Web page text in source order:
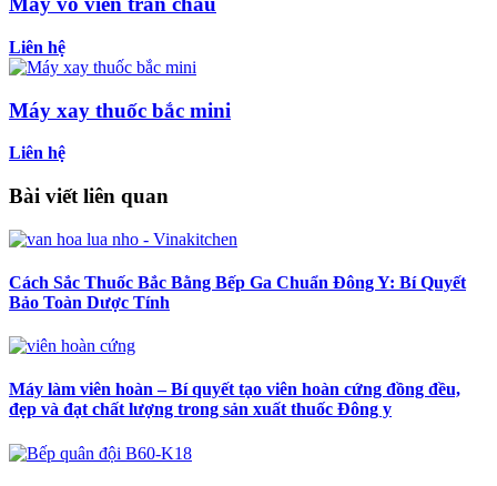
Liên hệ
Máy xay thuốc bắc mini
Liên hệ
Bài viết liên quan
Cách Sắc Thuốc Bắc Bằng Bếp Ga Chuẩn Đông Y: Bí Quyết
Bảo Toàn Dược Tính
Máy làm viên hoàn – Bí quyết tạo viên hoàn cứng đồng đều,
đẹp và đạt chất lượng trong sản xuất thuốc Đông y